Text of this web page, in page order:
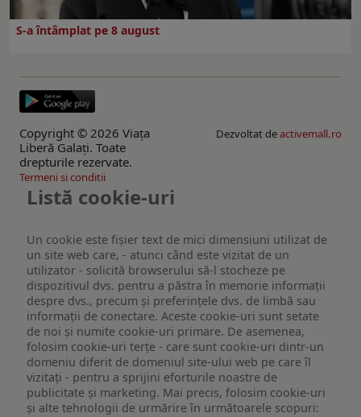
S-a întâmplat pe 8 august
Copyright © 2026 Viaţa
Liberă Galaţi. Toate
drepturile rezervate.
Dezvoltat deactivemall.ro
Termeni si conditii
Listă cookie-uri
Un cookie este fişier text de mici dimensiuni utilizat de
un site web care, - atunci când este vizitat de un
utilizator - solicită browserului să-l stocheze pe
dispozitivul dvs. pentru a păstra în memorie informații
despre dvs., precum și preferințele dvs. de limbă sau
informații de conectare. Aceste cookie-uri sunt setate
de noi și numite cookie-uri primare. De asemenea,
folosim cookie-uri terțe - care sunt cookie-uri dintr-un
domeniu diferit de domeniul site-ului web pe care îl
vizitați - pentru a sprijini eforturile noastre de
publicitate și marketing. Mai precis, folosim cookie-uri
și alte tehnologii de urmărire în următoarele scopuri: